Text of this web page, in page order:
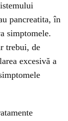
pancreatita, în
simptomele.
trebui, de
excesivă a